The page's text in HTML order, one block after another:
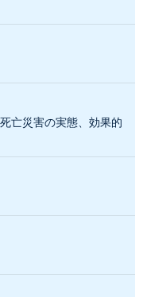
亡災害の実態、効果的